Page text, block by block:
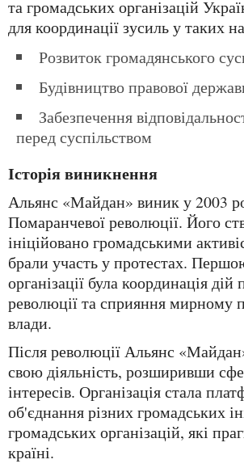
та громадських організацій
для координації зусиль у таких
Розвиток громадянського
Будівництво правової
Забезпечення відповідальності влади
перед суспільством
Історія виникнення
Альянс «Майдан» виник у 2003 році на хвилі
Помаранчевої революції. Його
ініційовано громадськими
брали участь у протестах.
організації була координація дій
революції та сприяння мирному
влади.
Після революції Альянс «Майдан» продовжив
свою діяльність, розширивши
інтересів. Організація стала
об'єднання різних громадських
громадських організацій, які
країні.